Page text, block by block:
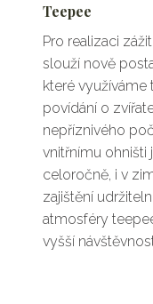
Teepee
Pro realizaci
slouží nově
které využíváme
povídání o
nepříznivého
vnitřnímu ohništi
celoročně, i v
zajištění
atmosféry
vyšší